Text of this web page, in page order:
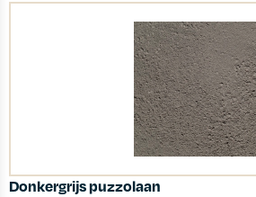
Donkergrijs puzzolaan